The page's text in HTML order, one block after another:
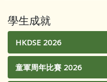
學生成就
HKDSE 2026
童軍周年比賽 2026